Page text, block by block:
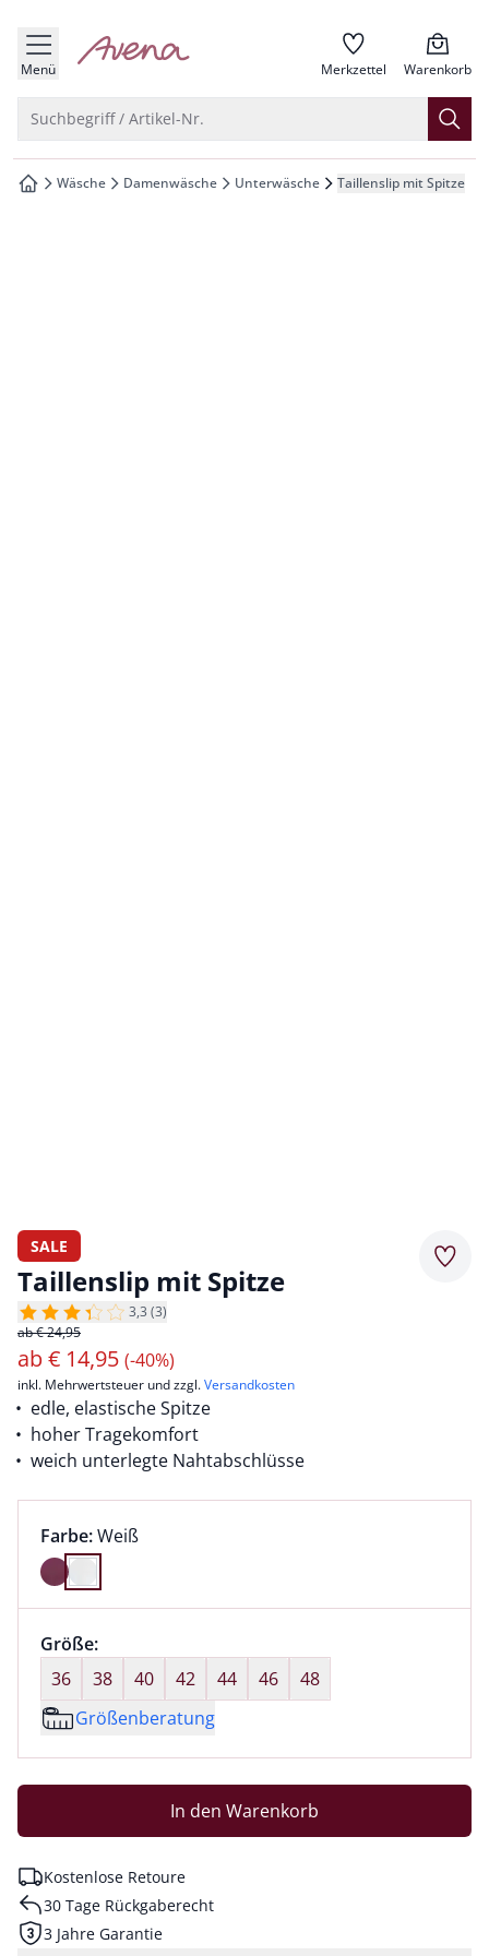
springen
springen
springen
springen
Menü zur Startseite Merkzettel Warenkorb
Suchbegriff / Artikel-Nr.
zur Startseite
Wäsche Damenwäsche Unterwäsche Taillenslip mit Spitze
SALE
Taillenslip mit Spitze
3,3 (3)
ab € 24,95
ab€ 14,95 (-40%)
inkl. Mehrwertsteuer und zzgl.Versandkosten
edle, elastische Spitze
hoher Tragekomfort
weich unterlegte Nahtabschlüsse
Farbauswahl:
Farbe:aktuell ausgewählt:
Weiß
Farbe Weiß ausgewählt
Größenauswahl:
Größe:nichts ausgewählt
36
38 40 42 44 46
48
Größenberatung
In den Warenkorb
Kostenlose Retoure
30 Tage Rückgaberecht
3 Jahre Garantie